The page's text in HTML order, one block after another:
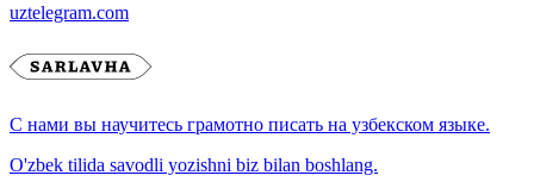
uztelegram.com
С нами вы научитесь грамотно писать на узбекском языке.
O'zbek tilida savodli yozishni biz bilan boshlang.